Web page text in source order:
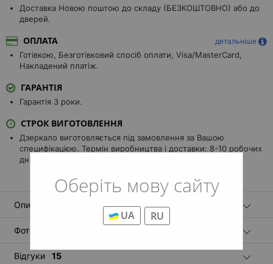
Оберіть мову сайту
UA RU
Доставка Новою поштою до складу (БЕЗКОШТОВНО) або до
дверей.
ОПЛАТА детальніше
Готівкою, Безготівковий спосіб оплати, Visa/MasterCard,
Накладений платіж.
ГАРАНТІЯ
Гарантія 3 роки.
СТРОК ВИГОТОВЛЕННЯ
Дзеркало виготовляється під замовлення за Вашою
специфікацією. Термін виробництва і доставки: 8-10 робочих
днів.
Опис
Фотографії
Відгуки 15